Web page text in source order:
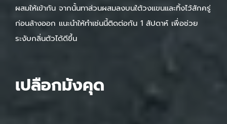
ผสมให้เข้ากัน จากนั้นทาส่วนผสมลงบนใต้วงแขนและทิ้งไว้สักครู่
ก่อนล้างออก แนะนำให้ทำเช่นนี้ติดต่อกัน 1 สัปดาห์ เพื่อช่วย
ระงับกลิ่นตัวได้ดีขึ้น
เปลือกมังคุด